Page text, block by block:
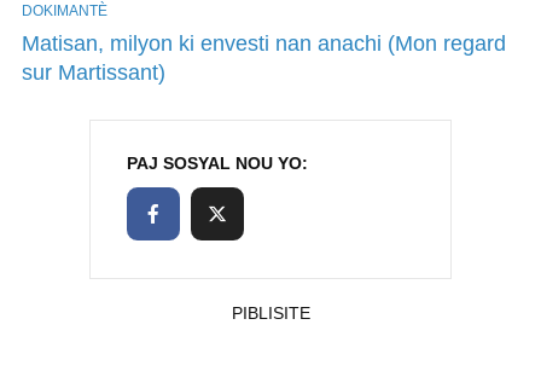
DOKIMANTÈ
Matisan, milyon ki envesti nan anachi (Mon regard
sur Martissant)
PAJ SOSYAL NOU YO:
PIBLISITE